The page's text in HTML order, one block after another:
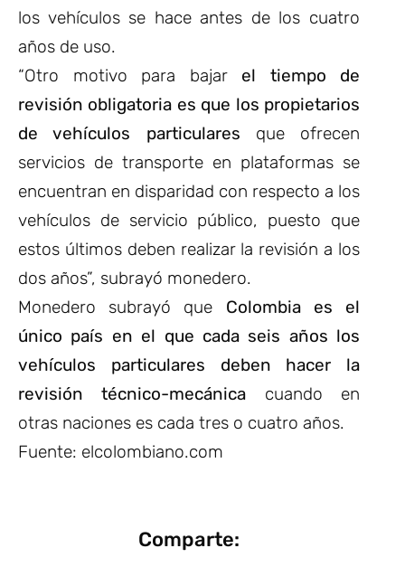
los vehículos se hace antes de los cuatro
años de uso.
“Otro motivo para bajar el tiempo de
revisión obligatoria es que los propietarios
de vehículos particulares que ofrecen
servicios de transporte en plataformas se
encuentran en disparidad con respecto a los
vehículos de servicio público, puesto que
estos últimos deben realizar la revisión a los
dos años”, subrayó monedero.
Monedero subrayó que Colombia es el
único país en el que cada seis años los
vehículos particulares deben hacer la
revisión técnico-mecánica cuando en
otras naciones es cada tres o cuatro años.
Fuente: elcolombiano.com
Comparte: